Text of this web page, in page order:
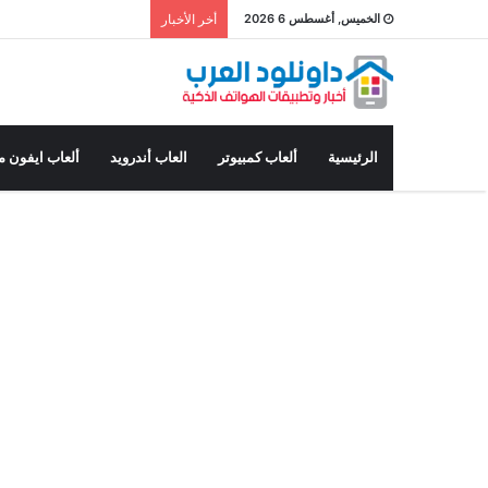
الخميس, أغسطس 6 2026 أخر الأخبار
الرئيسية ألعاب كمبيوتر العاب أندرويد ألعاب ايفون